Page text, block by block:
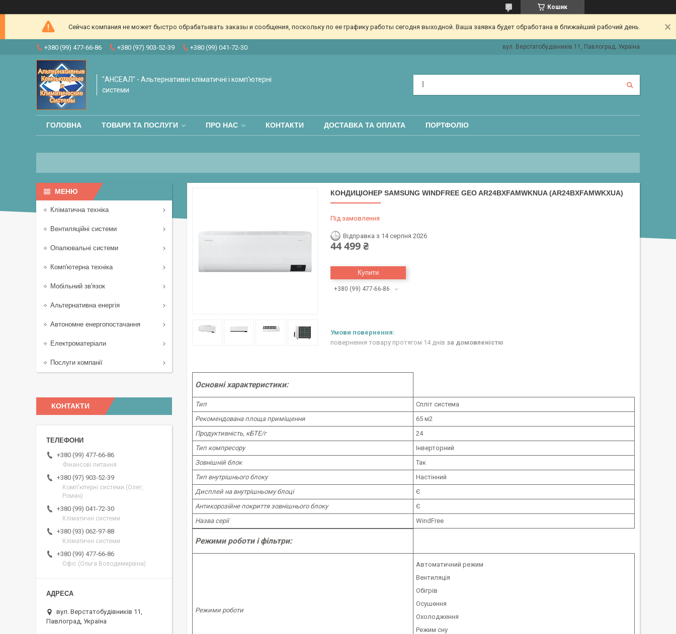
Кошик
Сейчас компания не может быстро обрабатывать заказы и сообщения, поскольку по ее графику работы сегодня выходной. Ваша заявка будет обработана в ближайший рабочий день.
+380 (99) 477-66-86 +380 (97) 903-52-39 +380 (99) 041-72-30 вул. Верстатобудівників 11, Павлоград, Україна
"АНСЕАЛ" - Альтернативні кліматичні і комп'ютерні
системи
ГОЛОВНА ТОВАРИ ТА ПОСЛУГИ ПРО НАС КОНТАКТИ ДОСТАВКА ТА ОПЛАТА ПОРТФОЛІО
КОНДИЦІОНЕР SAMSUNG WINDFREE GEO AR24BXFAMWKNUA (AR24BXFAMWKXUA)
Під замовлення
Відправка з 14 серпня 2026
44 499 ₴
Купити
+380 (99) 477-66-86
повернення товару протягом 14 днів за домовленістю
Основні характеристики:
Тип
Спліт система
Рекомендована площа приміщення
65 м2
Продуктивність, кБТЕ/г
24
Тип компресору
Інверторний
Зовнішній блок
Так
Тип внутрішнього блоку
Настінний
Дисплей на внутрішньому блоці
Є
Антикорозійне покриття зовнішнього блоку
Є
Назва серії
WindFree
Режими роботи і фільтри:
Режими роботи
Автоматичний режим
Вентиляція
Обігрів
Осушення
Охолодження
Режим сну
Кліматична техніка
Вентиляційні системи
Опалювальні системи
Комп'ютерна техніка
Мобільний зв'язок
Альтернативна енергія
Автономне енергопостачання
Електроматеріали
Послуги компанії
КОНТАКТИ
+380 (99) 477-66-86
Фінансові питання
+380 (97) 903-52-39
Комп'ютерні системи (Олег,
Роман)
+380 (99) 041-72-30
Кліматичні системи
+380 (93) 062-97-88
Кліматичні системи
+380 (99) 477-66-86
Офіс (Ольга Володимирівна)
вул. Верстатобудівників 11,
Павлоград, Україна